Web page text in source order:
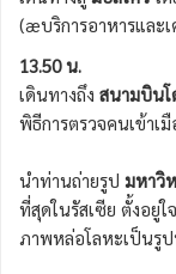
(æบริการอาหารและ
13.50 น.
เดินทางถึง สนามบินโ
พิธีการตรวจคนเข้าเ
นำท่านถ่ายรูป มหาวิ
ที่สุดในรัสเซีย ตั้งอยู่
ภาพหล่อโลหะเป็นรู